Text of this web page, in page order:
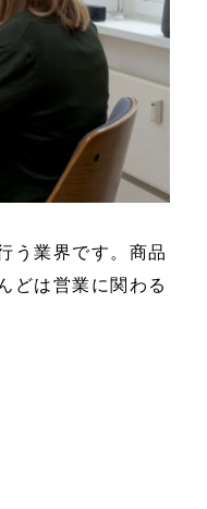
う業界です。商品
どは営業に関わる